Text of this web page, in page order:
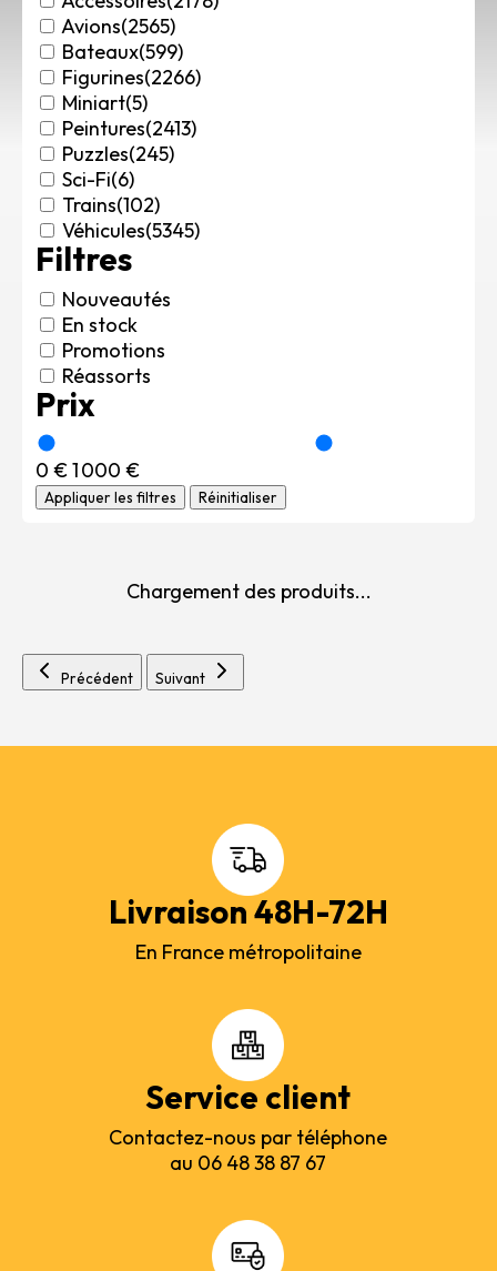
Rechercher des produits...
Mon panier 0
0,00€
Connexion / Inscription
Véhicules
Avions
Bateaux
Trains
Figurines
Accessoires
Puzzles
Carte cadeau
Maquette par marque
Contact
Avions(2565)
Bateaux(599)
Figurines(2266)
Miniart(5)
Peintures(2413)
Puzzles(245)
Sci-Fi(6)
Trains(102)
Véhicules(5345)
Filtres
Nouveautés
En stock
Promotions
Réassorts
Prix
0 €1 000 €
Appliquer les filtres Réinitialiser
Chargement des produits...
Précédent Suivant
Livraison 48H-72H
En France métropolitaine
Service client
Contactez-nous par téléphone
au 06 48 38 87 67